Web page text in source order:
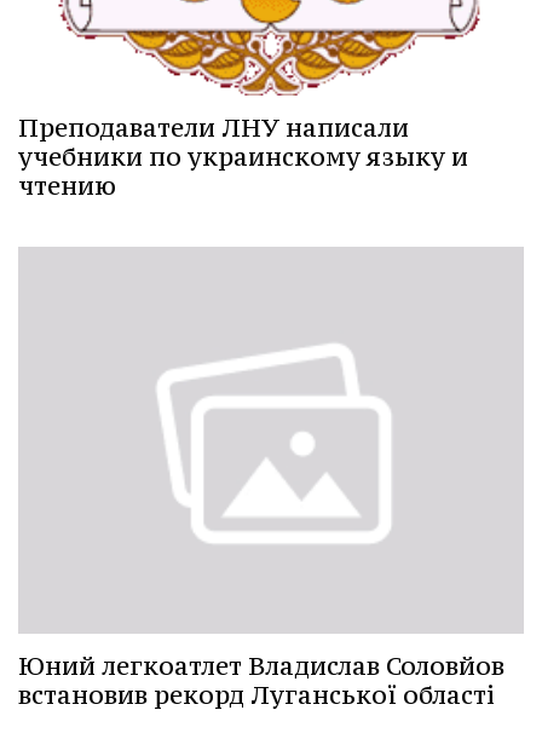
Преподаватели ЛНУ написали
учебники по украинскому языку и
чтению
Юний легкоатлет Владислав Соловйов
встановив рекорд Луганської області